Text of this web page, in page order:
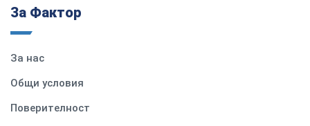
За Фактор
За нас
Общи условия
Поверителност